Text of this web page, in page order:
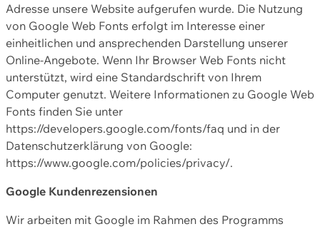
Adresse unsere Website aufgerufen wurde. Die Nutzung
von Google Web Fonts erfolgt im Interesse einer
einheitlichen und ansprechenden Darstellung unserer
Online-Angebote. Wenn Ihr Browser Web Fonts nicht
unterstützt, wird eine Standardschrift von Ihrem
Computer genutzt. Weitere Informationen zu Google Web
Fonts finden Sie unter
https://developers.google.com/fonts/faq und in der
Datenschutzerklärung von Google:
https://www.google.com/policies/privacy/.
Google Kundenrezensionen
Wir arbeiten mit Google im Rahmen des Programms